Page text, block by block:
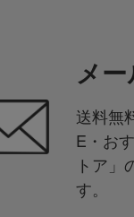
メ
送料無
E・お
トア」
す。